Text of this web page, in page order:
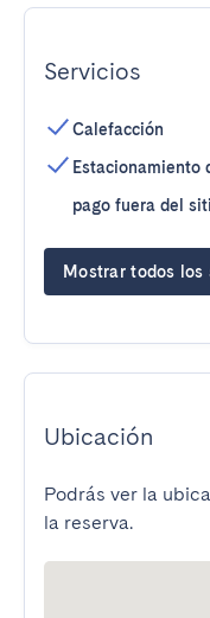
Servicios
Calefacción
Estacionamiento
pago fuera del
Mostrar todos los
Ubicación
Podrás ver la
la reserva.